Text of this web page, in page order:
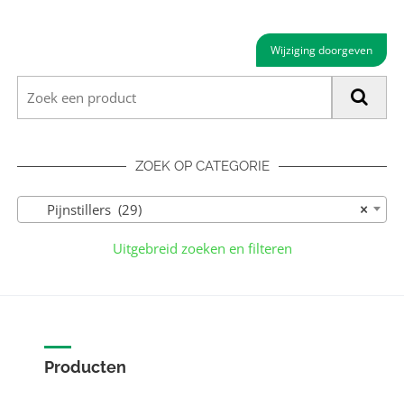
Wijziging doorgeven
ZOEK OP CATEGORIE
×
Pijnstillers (29)
Uitgebreid zoeken en filteren
Producten